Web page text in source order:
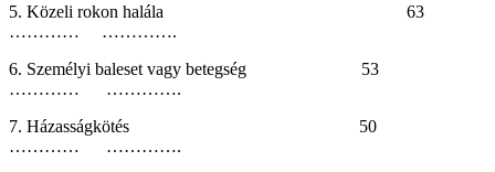
5. Közeli rokon halála 63
………… ………….
6. Személyi baleset vagy betegség 53
………… ………….
7. Házasságkötés 50
………… ………….